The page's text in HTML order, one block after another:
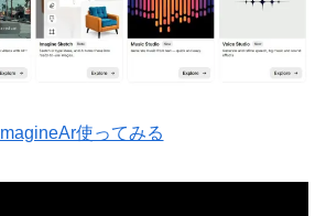
ImagineAr使ってみる